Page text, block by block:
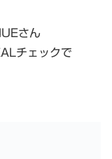
さん
チェックで